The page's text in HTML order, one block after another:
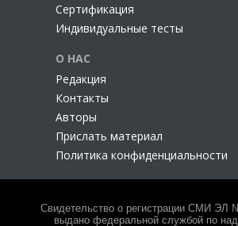
Сертификация
Индивидуальные тесты
О НАС
Редакция
Контакты
Авторы
Прислать материал
Политика конфиденциальности
Свидетельство о регистрации СМИ ЭЛ
выдано федеральной службой по